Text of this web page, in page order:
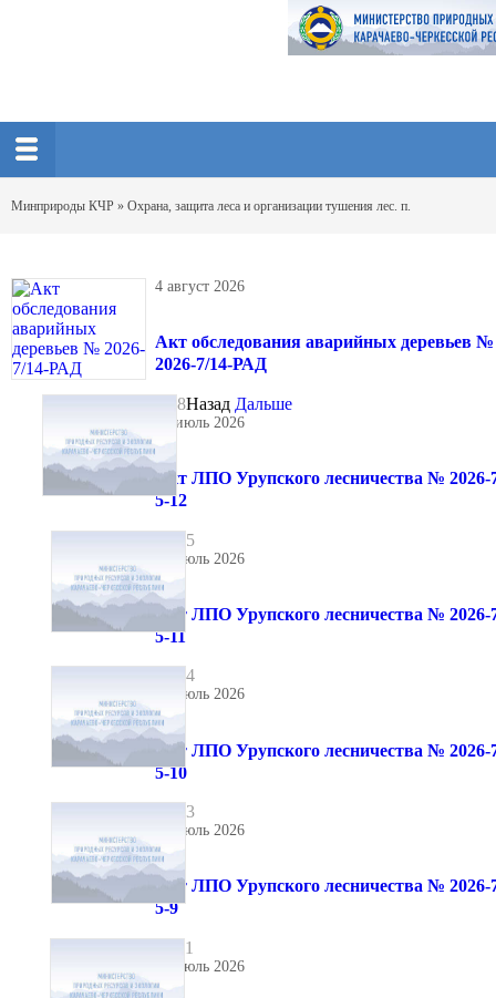
Минприроды КЧР » Охрана, защита леса и организации тушения лес. п.
4 август 2026
Акт обследования аварийных деревьев №
2026-7/14-РАД
8
29 июль 2026
Акт ЛПО Урупского лесничества № 2026-
5-12
15
29 июль 2026
Акт ЛПО Урупского лесничества № 2026-
5-11
14
29 июль 2026
Акт ЛПО Урупского лесничества № 2026-
5-10
13
29 июль 2026
Акт ЛПО Урупского лесничества № 2026-
5-9
11
29 июль 2026
Назад Дальше